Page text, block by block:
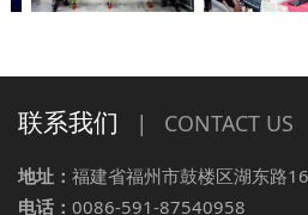
联系我们 | CONTACT US
地址： 福建省福州市鼓楼区湖东路
电话： 0086-591-87540958